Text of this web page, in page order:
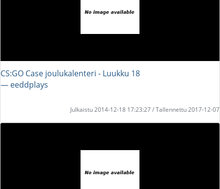
CS:GO Case joulukalenteri - Luukku 18
― eeddplays
Julkaistu 2014-12-18 17:23:27 / Tallennettu 2017-12-07